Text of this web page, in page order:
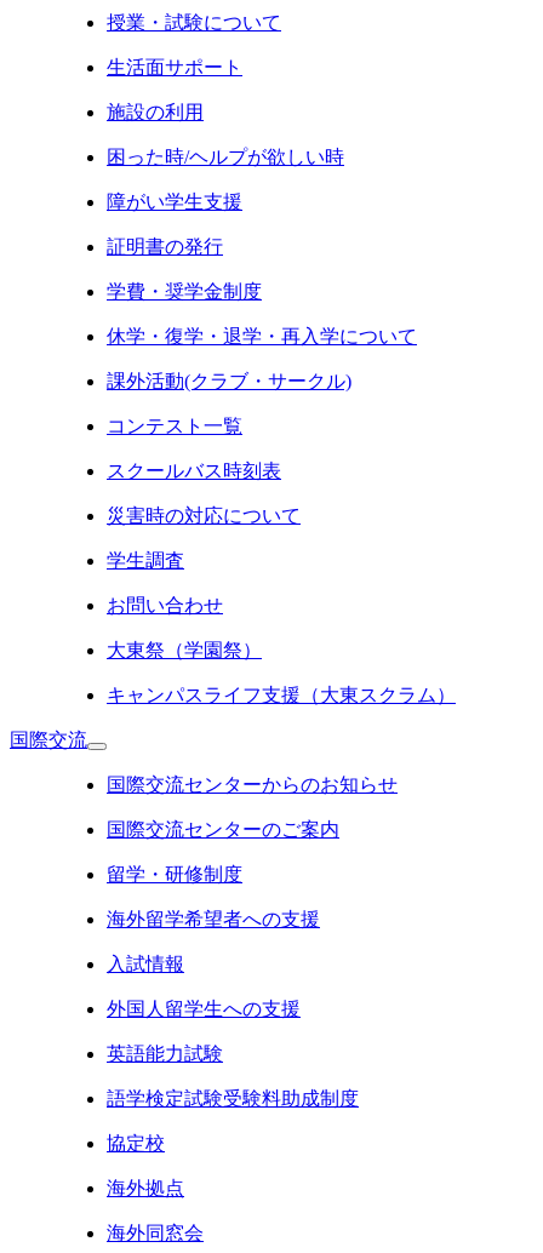
授業・試験について
生活面サポート
施設の利用
困った時/ヘルプが欲しい時
障がい学生支援
証明書の発行
学費・奨学金制度
休学・復学・退学・再入学について
課外活動(クラブ・サークル)
コンテスト一覧
スクールバス時刻表
災害時の対応について
学生調査
お問い合わせ
大東祭（学園祭）
キャンパスライフ支援（大東スクラム）
国際交流
国際交流センターからのお知らせ
国際交流センターのご案内
留学・研修制度
海外留学希望者への支援
入試情報
外国人留学生への支援
英語能力試験
語学検定試験受験料助成制度
協定校
海外拠点
海外同窓会